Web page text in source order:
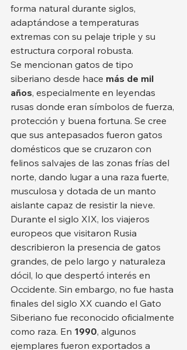
forma natural durante siglos,
adaptándose a temperaturas
extremas con su pelaje triple y su
estructura corporal robusta.
Se mencionan gatos de tipo
siberiano desde hace más de mil
años, especialmente en leyendas
rusas donde eran símbolos de fuerza,
protección y buena fortuna. Se cree
que sus antepasados fueron gatos
domésticos que se cruzaron con
felinos salvajes de las zonas frías del
norte, dando lugar a una raza fuerte,
musculosa y dotada de un manto
aislante capaz de resistir la nieve.
Durante el siglo XIX, los viajeros
europeos que visitaron Rusia
describieron la presencia de gatos
grandes, de pelo largo y naturaleza
dócil, lo que despertó interés en
Occidente. Sin embargo, no fue hasta
finales del siglo XX cuando el Gato
Siberiano fue reconocido oficialmente
como raza. En 1990, algunos
ejemplares fueron exportados a